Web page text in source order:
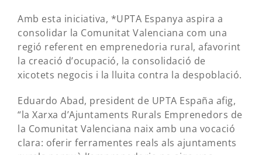
Amb esta iniciativa, *UPTA Espanya aspira a
consolidar la Comunitat Valenciana com una
regió referent en emprenedoria rural, afavorint
la creació d’ocupació, la consolidació de
xicotets negocis i la lluita contra la despoblació.
Eduardo Abad, president de UPTA España afig,
“la Xarxa d’Ajuntaments Rurals Emprenedors de
la Comunitat Valenciana naix amb una vocació
clara: oferir ferramentes reals als ajuntaments